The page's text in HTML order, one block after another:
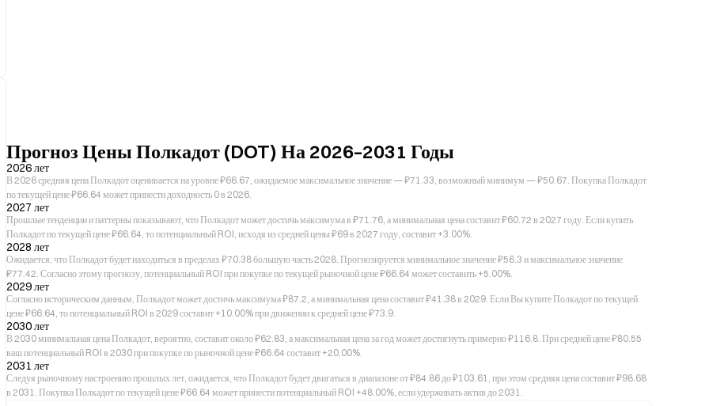
Прогноз Цены Полкадот (DOT) На 2026–2031 Годы
2026 лет
В 2026 средняя цена Полкадот оценивается на уровне ₽66.67, ожидаемое максимальное значение — ₽71.33, возможный минимум — ₽50.67. Покупка Полкадот
по текущей цене ₽66.64 может принести доходность 0 в 2026.
2027 лет
Прошлые тенденции и паттерны показывают, что Полкадот может достичь максимума в ₽71.76, а минимальная цена составит ₽60.72 в 2027 году. Если купить
Полкадот по текущей цене ₽66.64, то потенциальный ROI, исходя из средней цены ₽69 в 2027 году, составит +3.00%.
2028 лет
Ожидается, что Полкадот будет находиться в пределах ₽70.38 большую часть 2028. Прогнозируется минимальное значение ₽56.3 и максимальное значение
₽77.42. Согласно этому прогнозу, потенциальный ROI при покупке по текущей рыночной цене ₽66.64 может составить +5.00%.
2029 лет
Согласно историческим данным, Полкадот может достичь максимума ₽87.2, а минимальная цена составит ₽41.38 в 2029. Если Вы купите Полкадот по текущей
цене ₽66.64, то потенциальный ROI в 2029 составит +10.00% при движении к средней цене ₽73.9.
2030 лет
В 2030 минимальная цена Полкадот, вероятно, составит около ₽62.83, а максимальная цена за год может достигнуть примерно ₽116.8. При средней цене ₽80.55
ваш потенциальный ROI в 2030 при покупке по рыночной цене ₽66.64 составит +20.00%.
2031 лет
Следуя рыночному настроению прошлых лет, ожидается, что Полкадот будет двигаться в диапазоне от ₽84.86 до ₽103.61, при этом средняя цена составит ₽98.68
в 2031. Покупка Полкадот по текущей цене ₽66.64 может принести потенциальный ROI +48.00%, если удерживать актив до 2031.